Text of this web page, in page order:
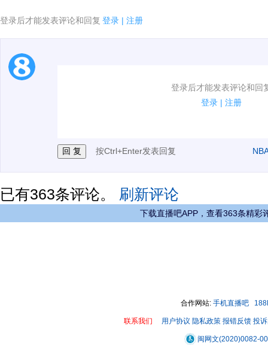
登录后才能发表评论和回复 登录 | 注册
登录后才能发表评论和回
登录 | 注册
1.电脑端新用户可以发表评论了！
按Ctrl+Enter发表回复
已有363条评论。 刷新评论
下载直播吧APP，查看363条精彩
合作网站: 手机直播吧
联系我们 用户协议 隐私政策 报错反馈 投
闽网文(2020)0082-